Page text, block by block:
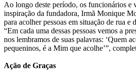
Ao longo deste período, os funcionários e
inspiração da fundadora, Irmã Monique
para acolher pessoas em situação de rua e
“Em cada uma dessas pessoas vemos a
nos lembramos de suas palavras: ‘Quem
pequeninos, é a Mim que acolhe’”,
Ação de Graças